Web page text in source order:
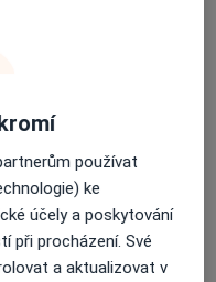
používat
ke
účely a poskytování
při procházení. Své
a aktualizovat v